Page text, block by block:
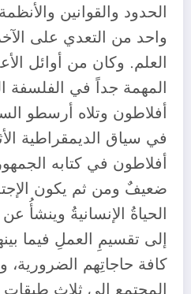
الحدود والقوانين
واحد من التعدي على
العلم. وكان من أوائل
المهمة جداً في الفلسفة
أفلاطون وتلاه أرسطو
في سياق الديمقراطية
أفلاطون في كتابه
ضعيفٌ ومن ثم يكون
الحياةُ الإنسانيةُ وينشأُ
إلى تقسيمِ العملِ فيما
كافة حاجاتِهم الضرورية،